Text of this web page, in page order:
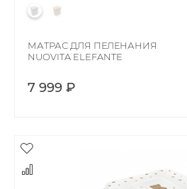
МАТРАС ДЛЯ ПЕЛЕНАНИЯ
NUOVITA ELEFANTE
7 999 ₽